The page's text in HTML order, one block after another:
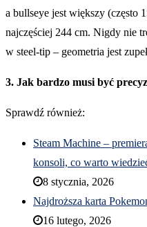
a bullseye jest większy (często
najczęściej 244 cm. Nigdy nie
w steel-tip – geometria jest
3. Jak bardzo musi być
Sprawdź również:
Steam Machine –
konsoli, co warto
8 stycznia, 2026
Najdroższa karta
16 lutego, 2026